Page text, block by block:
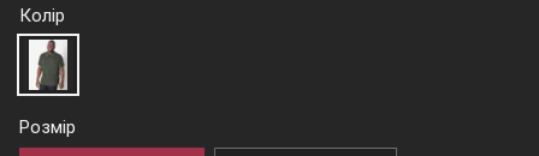
Колір
Розмір